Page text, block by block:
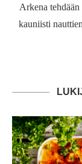
Arkena
kauniisti